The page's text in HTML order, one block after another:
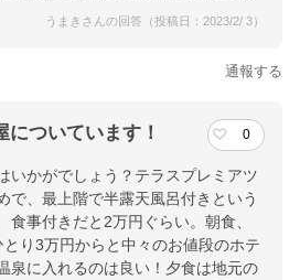
うまきさんの回答（投稿日：2023/2/ 3）
通報する
ついています！ 0
かがでしょう？テラスプレミアツ
で、最上階で半露天風呂付きという
食事付きだと2万円ぐらい。朝食、
り3万円からと中々のお値段のホテ
泉に入れるのは良い！夕食は地元の